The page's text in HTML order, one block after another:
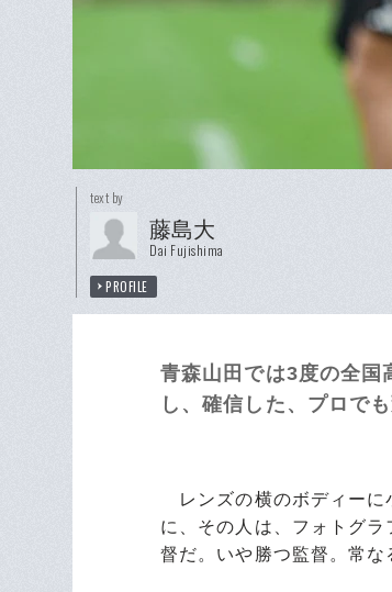
text by
藤島大
Dai Fujishima
PROFILE
青森山田では3度の全国
し、確信した、プロで
レンズの横のボディーに
に、その人は、フォトグ
督だ。いや勝つ監督。常な